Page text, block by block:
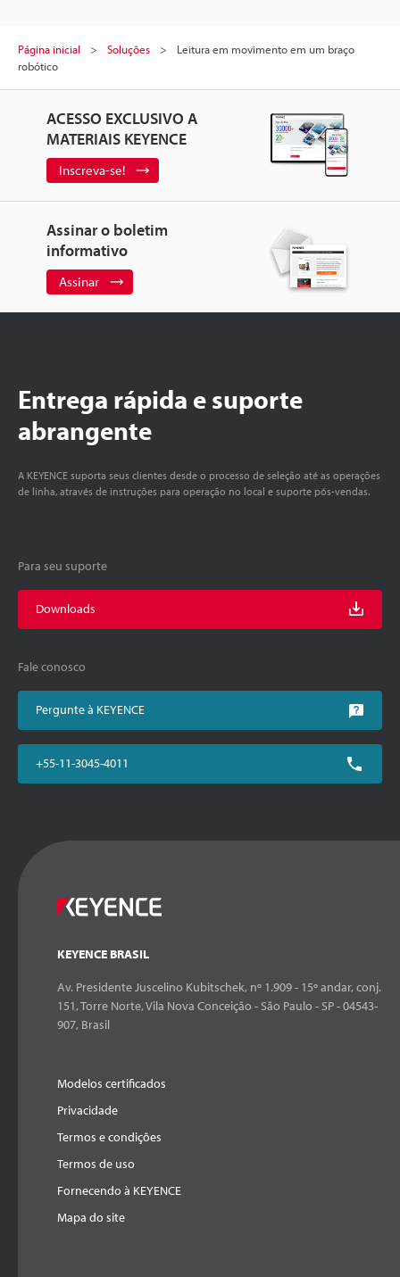
Página inicial Soluções
Leitura em movimento em um braço
robótico
ACESSO EXCLUSIVO A
MATERIAIS KEYENCE
Inscreva-se!
Assinar o boletim
informativo
Assinar
Entrega rápida e suporte
abrangente
A KEYENCE suporta seus clientes desde o processo de seleção até as operações
de linha, através de instruções para operação no local e suporte pós-vendas.
Para seu suporte
Downloads
Fale conosco
Pergunte à KEYENCE
+55-11-3045-4011
KEYENCE BRASIL
Av. Presidente Juscelino Kubitschek, nº 1.909 - 15º andar, conj.
151, Torre Norte, Vila Nova Conceição - São Paulo - SP - 04543-
907, Brasil
Modelos certificados
Privacidade
Termos e condições
Termos de uso
Fornecendo à KEYENCE
Mapa do site